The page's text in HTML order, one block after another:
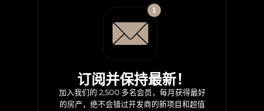
订阅并保持最新！
加入我们的 2,500 多名会员，每月获得最好
的房产，绝不会错过开发商的新项目和超值